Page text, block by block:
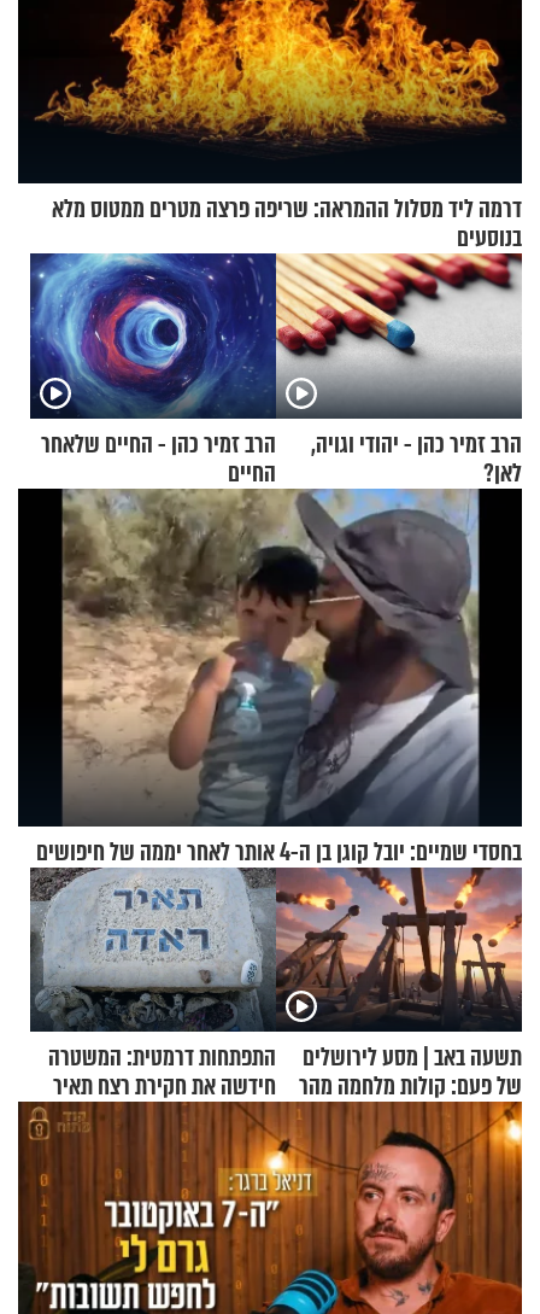
דרמה ליד מסלול ההמראה: שריפה פרצה מטרים ממטוס מלא
בנוסעים
הרב זמיר כהן - יהודי וגויה,
לאן?
הרב זמיר כהן - החיים שלאחר
החיים
בחסדי שמיים: יובל קוגן בן ה-4 אותר לאחר יממה של חיפושים
תשעה באב | מסע לירושלים
של פעם: קולות מלחמה מהר
הזיתים
התפתחות דרמטית: המשטרה
חידשה את חקירת רצח תאיר
ראדה